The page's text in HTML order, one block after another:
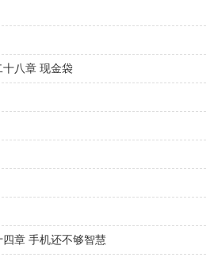
八章 现金袋
章 手机还不够智慧